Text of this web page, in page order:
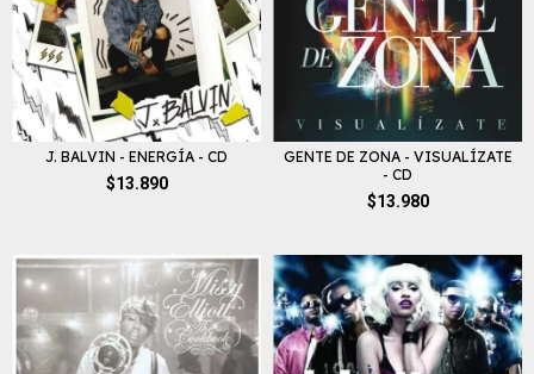
J. BALVIN - ENERGÍA - CD
$13.890
GENTE DE ZONA - VISUALÍZATE
- CD
$13.980